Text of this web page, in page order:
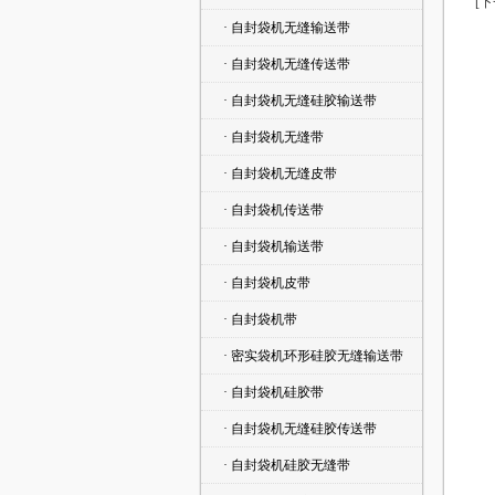
· 自封袋机无缝输送带
· 自封袋机无缝传送带
· 自封袋机无缝硅胶输送带
· 自封袋机无缝带
· 自封袋机无缝皮带
· 自封袋机传送带
· 自封袋机输送带
· 自封袋机皮带
· 自封袋机带
· 密实袋机环形硅胶无缝输送带
· 自封袋机硅胶带
· 自封袋机无缝硅胶传送带
· 自封袋机硅胶无缝带